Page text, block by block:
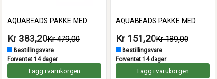
AQUABEADS PAKKE MED
SKINNENDE PERLER
Kr 383,20Kr 479,00
Bestillingsvare
Forventet 14 dager
Lägg i varukorgen
AQUABEADS PAKKE MED
VANNPERLER
Kr 151,20Kr 189,00
Bestillingsvare
Forventet 14 dager
Lägg i varukorgen